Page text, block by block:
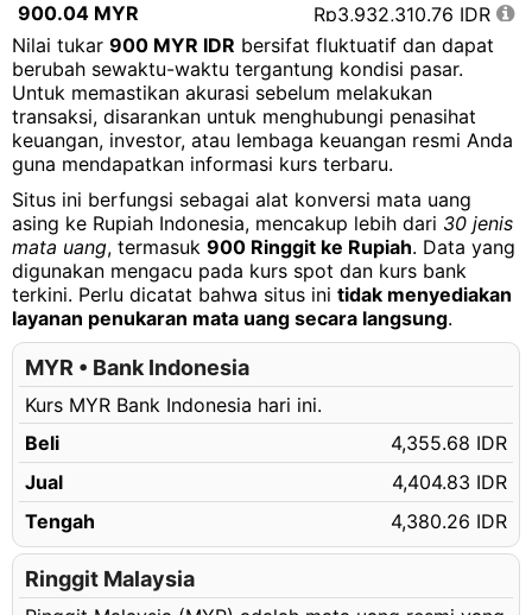
900.04 MYR
Rp3,932,310.76 IDR
900.05 MYR
Rp3,932,354.45 IDR
900.06 MYR
Rp3,932,398.14 IDR
900.07 MYR
Rp3,932,441.83 IDR
900.08 MYR
Rp3,932,485.52 IDR
900.09 MYR
Rp3,932,529.21 IDR
900.10 MYR
Rp3,932,572.90 IDR
900.11 MYR
Rp3,932,616.59 IDR
900.12 MYR
Rp3,932,660.28 IDR
900.13 MYR
900.14 MYR
Rp3,932,747.67 IDR
900.15 MYR
Rp3,932,791.36 IDR
900.16 MYR
Rp3,932,835.05 IDR
900.17 MYR
Rp3,932,878.74 IDR
900.18 MYR
Nilai tukar 900 MYR IDR bersifat fluktuatif dan dapat
berubah sewaktu-waktu tergantung kondisi pasar.
Untuk memastikan akurasi sebelum melakukan
transaksi, disarankan untuk menghubungi penasihat
keuangan, investor, atau lembaga keuangan resmi Anda
guna mendapatkan informasi kurs terbaru.
Situs ini berfungsi sebagai alat konversi mata uang
asing ke Rupiah Indonesia, mencakup lebih dari 30 jenis
mata uang, termasuk 900 Ringgit ke Rupiah. Data yang
digunakan mengacu pada kurs spot dan kurs bank
terkini. Perlu dicatat bahwa situs ini tidak menyediakan
layanan penukaran mata uang secara langsung.
MYR • Bank Indonesia
Kurs MYR Bank Indonesia hari ini.
Beli
4,355.68 IDR
Jual
4,404.83 IDR
Tengah
4,380.26 IDR
Ringgit Malaysia